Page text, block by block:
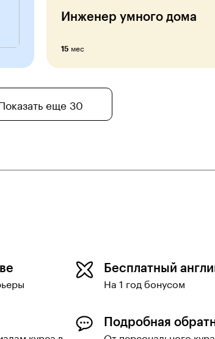
Инженер умного дома
15 мес
еще 30
Бесплатный
На 1 год бонусом
Подробная